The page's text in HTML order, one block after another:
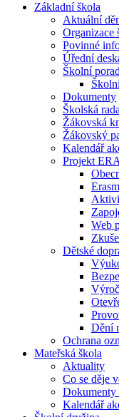
Základní škola
Aktuální
Organizace
Povinné
Úřední
Školní
Dokumenty
Školská rada
Žákovská
Žákovský
Kalendář
Projekt
Web
Dětské
Dění
Ochrana
Mateřská škola
Aktuality
Co se děje
Dokumenty
Kalendář